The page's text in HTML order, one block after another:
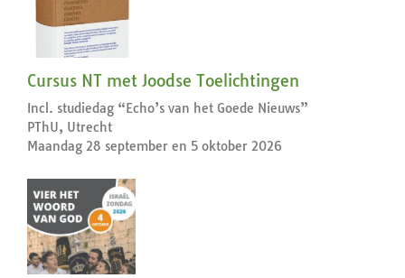
Cursus NT met Joodse Toelichtingen
Incl. studiedag “Echo’s van het Goede Nieuws”
PThU, Utrecht
Maandag 28 september en 5 oktober 2026